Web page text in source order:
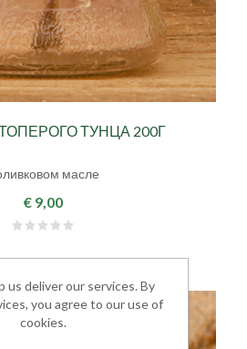
ТУНЦА 200Г
масле
€ 9,00
us deliver our services. By
you agree to our use of
cookies.